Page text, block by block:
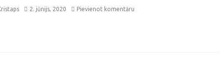
2. jūnijs, 2020 Pievienot komentāru